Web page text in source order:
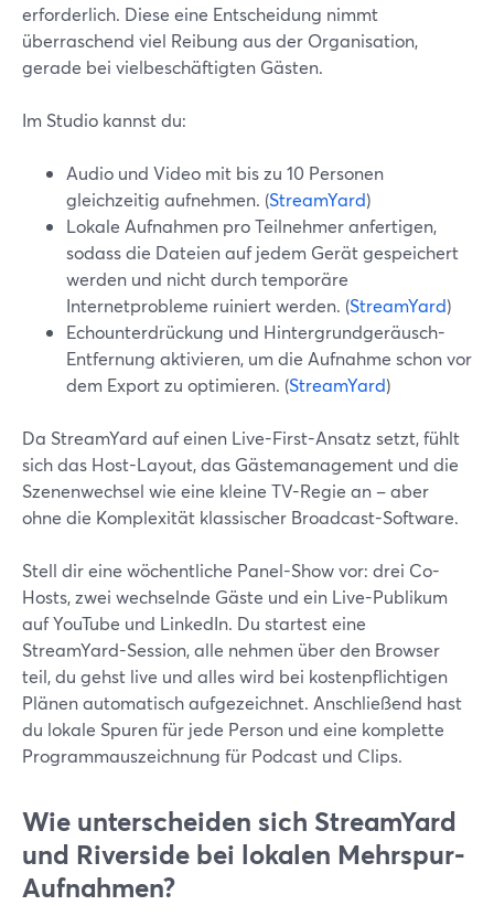
erforderlich. Diese eine Entscheidung nimmt
überraschend viel Reibung aus der Organisation,
gerade bei vielbeschäftigten Gästen.
Im Studio kannst du:
Audio und Video mit bis zu 10 Personen
gleichzeitig aufnehmen. (StreamYard)
Lokale Aufnahmen pro Teilnehmer anfertigen,
sodass die Dateien auf jedem Gerät gespeichert
werden und nicht durch temporäre
Internetprobleme ruiniert werden. (StreamYard)
Echounterdrückung und Hintergrundgeräusch-
Entfernung aktivieren, um die Aufnahme schon vor
dem Export zu optimieren. (StreamYard)
Da StreamYard auf einen Live-First-Ansatz setzt, fühlt
sich das Host-Layout, das Gästemanagement und die
Szenenwechsel wie eine kleine TV-Regie an – aber
ohne die Komplexität klassischer Broadcast-Software.
Stell dir eine wöchentliche Panel-Show vor: drei Co-
Hosts, zwei wechselnde Gäste und ein Live-Publikum
auf YouTube und LinkedIn. Du startest eine
StreamYard-Session, alle nehmen über den Browser
teil, du gehst live und alles wird bei kostenpflichtigen
Plänen automatisch aufgezeichnet. Anschließend hast
du lokale Spuren für jede Person und eine komplette
Programmauszeichnung für Podcast und Clips.
Wie unterscheiden sich StreamYard
und Riverside bei lokalen Mehrspur-
Aufnahmen?